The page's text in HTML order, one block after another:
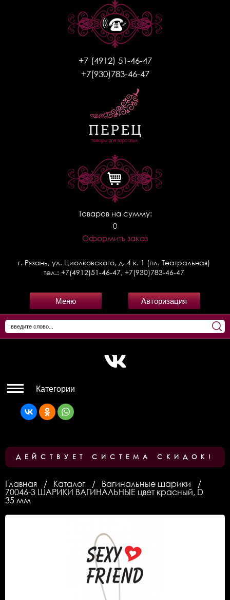
+7 (4912) 51-46-47
+7(930)783-46-47
Товаров на сумму:
0
Оформить заказ
г. Рязань, ул. Циолковского, д. 4 к. 1 (пл. Театральная)
тел.: +7(4912)51-46-47, +7(930)783-46-47
Меню Авторизация
Категории
ДЕЙСТВУЕТ СИСТЕМА СКИДОК!
Главная Каталог
Вагинальные шарики
70046-3 ШАРИКИ ВАГИНАЛЬНЫЕ цвет красный, D
35 мм